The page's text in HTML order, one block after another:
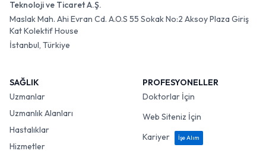
Teknoloji ve Ticaret A.Ş.
Maslak Mah. Ahi Evran Cd. A.O.S 55 Sokak No:2 Aksoy Plaza Giriş
Kat Kolektif House
İstanbul, Türkiye
SAĞLIK
Uzmanlar
Uzmanlık Alanları
Hastalıklar
Hizmetler
PROFESYONELLER
Doktorlar İçin
Web Siteniz İçin
Kariyer
İşe Alım